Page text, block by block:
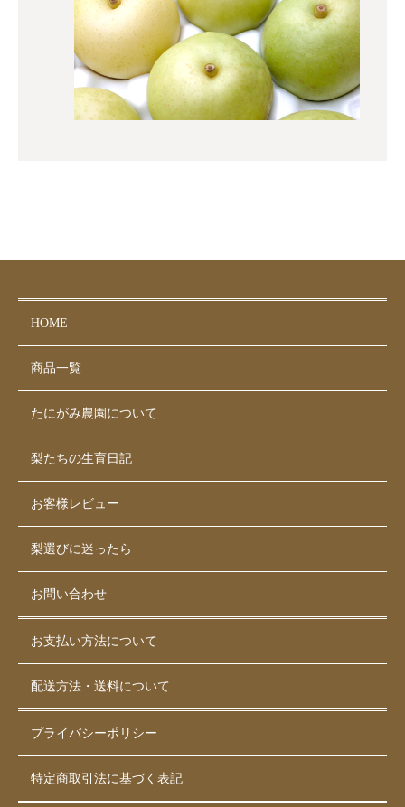
HOME
商品一覧
たにがみ農園について
梨たちの生育日記
お客様レビュー
梨選びに迷ったら
お問い合わせ
お支払い方法について
配送方法・送料について
プライバシーポリシー
特定商取引法に基づく表記